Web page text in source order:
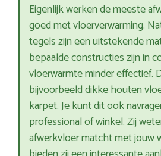
Eigenlijk werken de meeste
goed met vloerverwarming.
tegels zijn een uitstekende
bepaalde constructies zijn in
vloerwarmte minder effectief.
bijvoorbeeld dikke houten
karpet. Je kunt dit ook
professional of winkel. Zij
afwerkvloer matcht met jouw